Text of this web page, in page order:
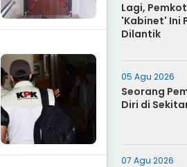
Lagi,
'Kabinet' Ini
Dilantik
05 Agu 2026
Seorang
Diri di
07 Agu 2026